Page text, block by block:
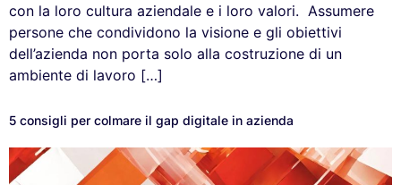
con la loro cultura aziendale e i loro valori. Assumere
persone che condividono la visione e gli obiettivi
dell’azienda non porta solo alla costruzione di un
ambiente di lavoro […]
5 consigli per colmare il gap digitale in azienda